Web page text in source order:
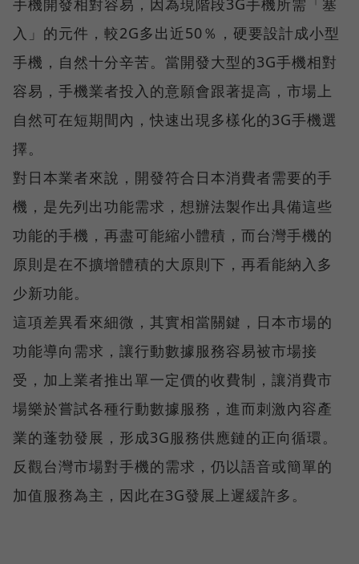
入」的元件，較2G多出近50％，硬要設計成小型
手機，自然十分辛苦。當開發大型的3G手機相對
容易，手機業者投入的意願會跟著提高，市場上
自然可在短期間內，快速出現多樣化的3G手機選
擇。
對日本業者來說，開發符合日本消費者需要的手
機，是先列出功能需求，想辦法製作出具備這些
功能的手機，再盡可能縮小體積，而台灣手機的
原則是在不擴增體積的大原則下，再看能納入多
少新功能。
這項差異看來細微，其實相當關鍵，日本市場的
功能導向需求，讓行動數據服務容易被市場接
受，加上業者推出單一定價的收費制，讓消費市
場樂於嘗試各種行動數據服務，進而刺激內容產
業的蓬勃發展，形成3G服務供應鏈的正向循環。
反觀台灣市場對手機的需求，仍以語音或簡單的
加值服務為主，因此在3G發展上遲緩許多。